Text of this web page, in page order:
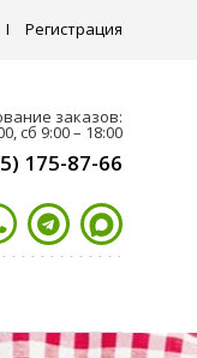
I Регистрация
заказов:
сб 9:00 – 18:00
175-87-66